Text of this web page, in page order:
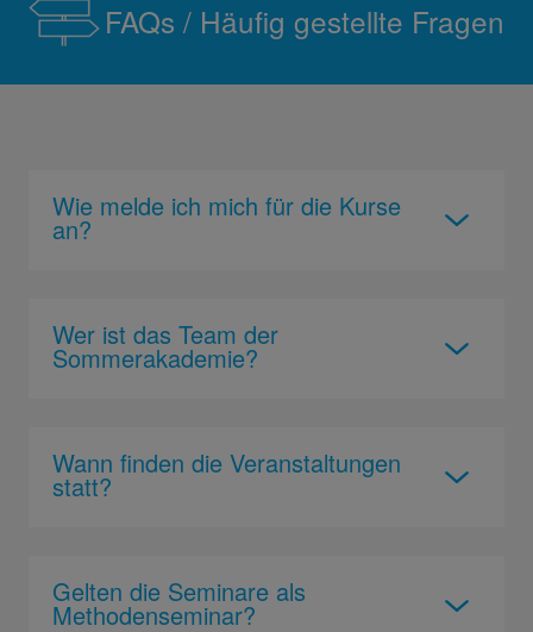
FAQs / Häufig gestellte Fragen
Wie melde ich mich für die Kurse
an?
Wer ist das Team der
Sommerakademie?
Wann finden die Veranstaltungen
statt?
Gelten die Seminare als
Methodenseminar?